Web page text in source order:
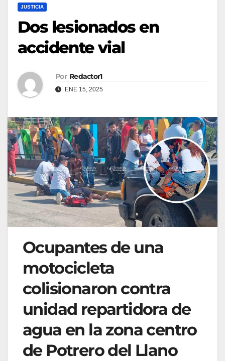
JUSTICIA
Dos lesionados en
accidente vial
Por Redactor1
ENE 15, 2025
Ocupantes de una
motocicleta
colisionaron contra
unidad repartidora de
agua en la zona centro
de Potrero del Llano